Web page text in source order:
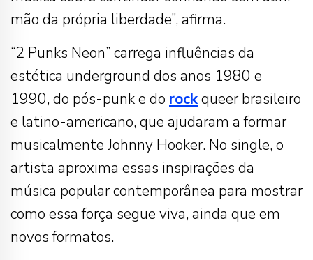
mão da própria liberdade”, afirma.
“2 Punks Neon” carrega influências da
estética underground dos anos 1980 e
1990, do pós-punk e do rockqueer brasileiro
e latino-americano, que ajudaram a formar
musicalmente Johnny Hooker. No single, o
artista aproxima essas inspirações da
música popular contemporânea para mostrar
como essa força segue viva, ainda que em
novos formatos.